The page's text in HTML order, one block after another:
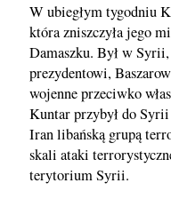
W ubiegłym tygodniu
która zniszczyła jego
Damaszku. Był w
prezydentowi,
wojenne przeciwko
Kuntar przybył do
Iran libańską grupą
skali ataki
terytorium Syrii.